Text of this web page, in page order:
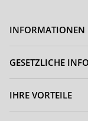
INFORMATIONEN
GESETZLICHE
IHRE VORTEILE